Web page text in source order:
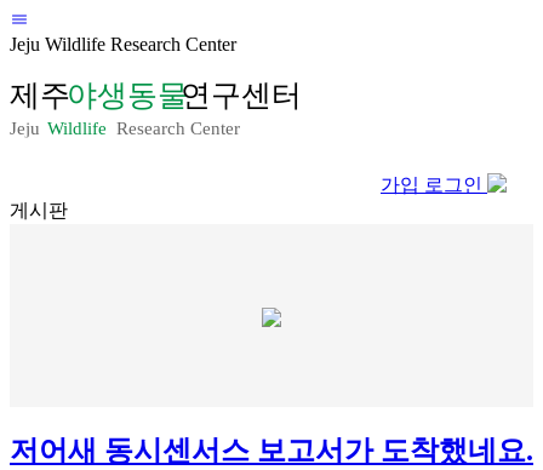
Jeju Wildlife Research Center
가입 로그인
게시판
저어새 동시센서스 보고서가 도착했네요.